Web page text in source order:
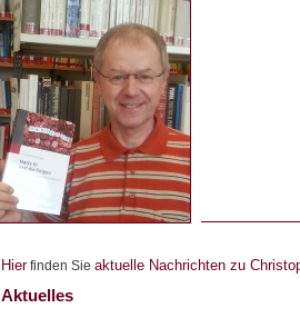
Hierfinden Sie aktuelle Nachrichten zu
Aktuelles